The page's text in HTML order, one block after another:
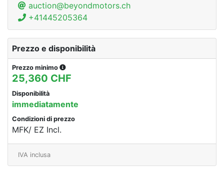
auction@beyondmotors.ch
+41445205364
Prezzo e disponibilità
Prezzo minimo
25,360 CHF
Disponibilità
immediatamente
Condizioni di prezzo
MFK/ EZ Incl.
IVA inclusa